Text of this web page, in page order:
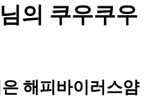
의 쿠우쿠우
해피바이러스얌